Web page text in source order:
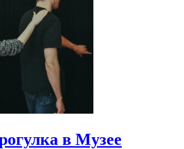
в Музее